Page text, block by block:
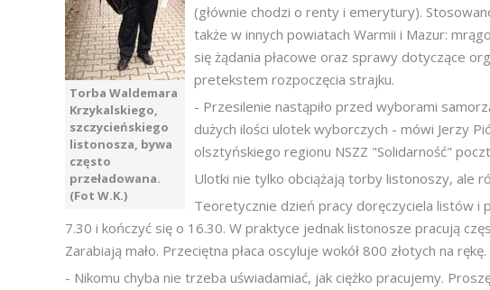
Torba Waldemara
Krzykalskiego,
szczycieńskiego
listonosza, bywa
często
przeładowana.
(Fot W.K.)
(głównie chodzi o renty i emerytury).
także w innych powiatach Warmii i Mazur:
się żądania płacowe oraz sprawy dotyczące
pretekstem rozpoczęcia strajku.
- Przesilenie nastąpiło przed wyborami
dużych ilości ulotek wyborczych - mówi Jerzy
olsztyńskiego regionu NSZZ "Solidarność"
Ulotki nie tylko obciążają torby listonoszy, ale
Teoretycznie dzień pracy doręczyciela listów i
7.30 i kończyć się o 16.30. W praktyce jednak listonosze pracują
Zarabiają mało. Przeciętna płaca oscyluje wokół 800 złotych na rękę.
- Nikomu chyba nie trzeba uświadamiać, jak ciężko pracujemy.